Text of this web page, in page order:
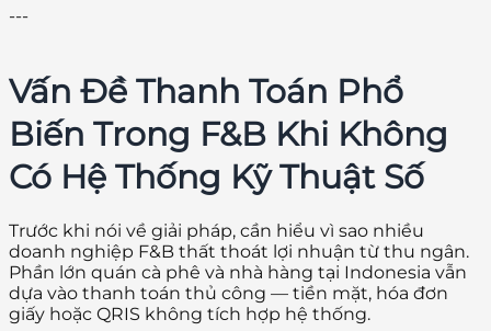
---
Vấn Đề Thanh Toán Phổ
Biến Trong F&B Khi Không
Có Hệ Thống Kỹ Thuật Số
Trước khi nói về giải pháp, cần hiểu vì sao nhiều
doanh nghiệp F&B thất thoát lợi nhuận từ thu ngân.
Phần lớn quán cà phê và nhà hàng tại Indonesia vẫn
dựa vào thanh toán thủ công — tiền mặt, hóa đơn
giấy hoặc QRIS không tích hợp hệ thống.